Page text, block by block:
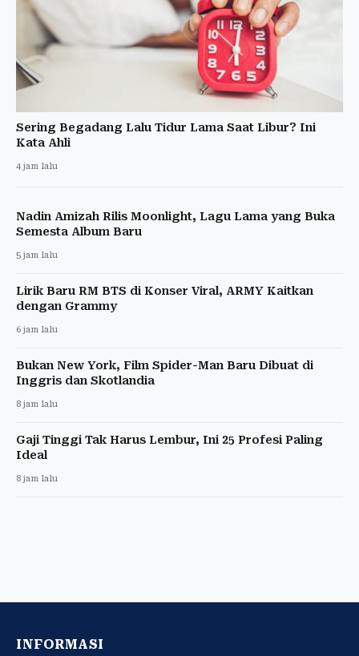
Sering Begadang Lalu Tidur Lama Saat Libur? Ini
Kata Ahli
4 jam lalu
Nadin Amizah Rilis Moonlight, Lagu Lama yang Buka
Semesta Album Baru
5 jam lalu
Lirik Baru RM BTS di Konser Viral, ARMY Kaitkan
dengan Grammy
6 jam lalu
Bukan New York, Film Spider-Man Baru Dibuat di
Inggris dan Skotlandia
8 jam lalu
Gaji Tinggi Tak Harus Lembur, Ini 25 Profesi Paling
Ideal
8 jam lalu
INFORMASI